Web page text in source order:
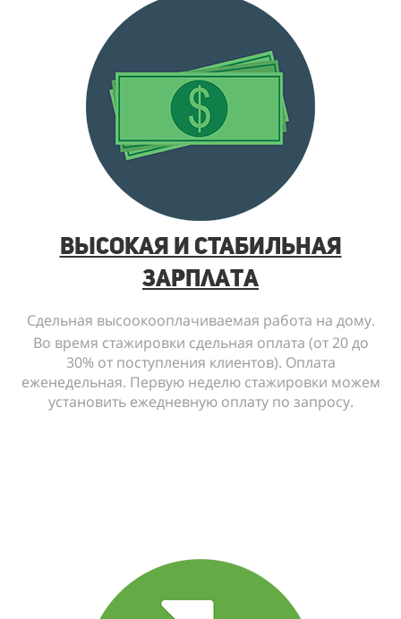
Высокая и СТАБИЛЬНАЯ
зарплата
Сдельная высоокооплачиваемая работа на дому.
Во время стажировки сдельная оплата (от 20 до
30% от поступления клиентов). Оплата
еженедельная. Первую неделю стажировки можем
установить ежедневную оплату по запросу.